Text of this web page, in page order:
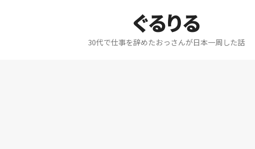
ぐるりる
30代で仕事を辞めたおっさんが日本一周した話